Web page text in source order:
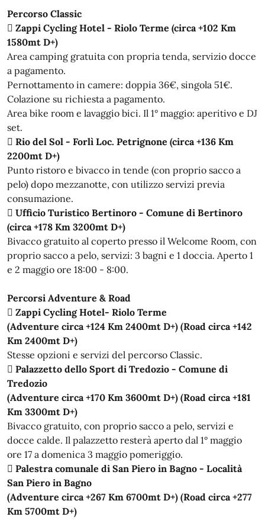
Percorso Classic
 Zappi Cycling Hotel - Riolo Terme (circa +102 Km
1580mt D+)
Area camping gratuita con propria tenda, servizio docce
a pagamento.
Pernottamento in camere: doppia 36€, singola 51€.
Colazione su richiesta a pagamento.
Area bike room e lavaggio bici. Il 1° maggio: aperitivo e DJ
set.
 Rio del Sol - Forlì Loc. Petrignone (circa +136 Km
2200mt D+)
Punto ristoro e bivacco in tende (con proprio sacco a
pelo) dopo mezzanotte, con utilizzo servizi previa
consumazione.
 Ufficio Turistico Bertinoro - Comune di Bertinoro
(circa +178 Km 3200mt D+)
Bivacco gratuito al coperto presso il Welcome Room, con
proprio sacco a pelo, servizi: 3 bagni e 1 doccia. Aperto 1
e 2 maggio ore 18:00 - 8:00.
Percorsi Adventure & Road
 Zappi Cycling Hotel- Riolo Terme
(Adventure circa +124 Km 2400mt D+) (Road circa +142
Km 2400mt D+)
Stesse opzioni e servizi del percorso Classic.
 Palazzetto dello Sport di Tredozio - Comune di
Tredozio
(Adventure circa +170 Km 3600mt D+) (Road circa +181
Km 3300mt D+)
Bivacco gratuito, con proprio sacco a pelo, servizi e
docce calde. Il palazzetto resterà aperto dal 1° maggio
ore 17 a domenica 3 maggio pomeriggio.
 Palestra comunale di San Piero in Bagno - Località
San Piero in Bagno
(Adventure circa +267 Km 6700mt D+) (Road circa +277
Km 5700mt D+)